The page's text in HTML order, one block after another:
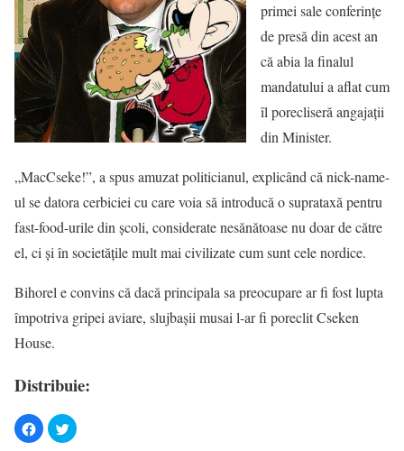
primei sale conferinţe
de presă din acest an
că abia la finalul
mandatului a aflat cum
îl porecliseră angajaţii
din Minister.
„MacCseke!”, a spus amuzat politicianul, explicând că nick-name-
ul se datora cerbiciei cu care voia să introducă o suprataxă pentru
fast-food-urile din şcoli, considerate nesănătoase nu doar de către
el, ci şi în societăţile mult mai civilizate cum sunt cele nordice.
Bihorel e convins că dacă principala sa preocupare ar fi fost lupta
împotriva gripei aviare, slujbaşii musai l-ar fi poreclit Cseken
House.
Distribuie: